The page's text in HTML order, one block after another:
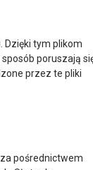
Dzięki tym plikom
poruszają
przez te pliki
pośrednictwem